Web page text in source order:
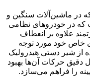
در ماشین‌آلات سنگین و
که در خودروهای نظامی
علاوه بر انعطاف
خاص خود مورد توجه
از شیر دستی هیدرولیک
دقیق حرکات آن‌ها بهبود
را فراهم می‌سازد.